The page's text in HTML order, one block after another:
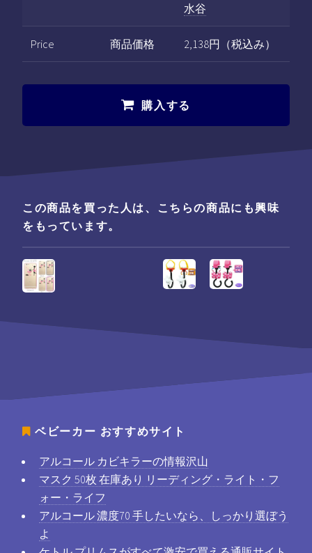
水谷
Price 商品価格 2,138円（税込み）
購入する
この商品を買った人は、こちらの商品にも興味
をもっています。
ベビーカー おすすめサイト
アルコール カビキラーの情報沢山
マスク 50枚 在庫あり リーディング・ライト・フ
ォー・ライフ
アルコール 濃度70 手したいなら、しっかり選ぼう
よ